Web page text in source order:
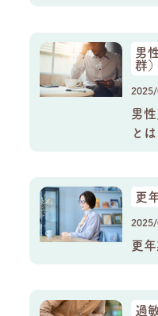
男
群）
男
とは
更
更
過